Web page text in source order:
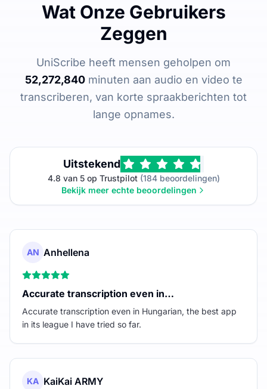
Wat Onze Gebruikers
Zeggen
UniScribe heeft mensen geholpen om
52,272,840minuten aan audio en video te
transcriberen, van korte spraakberichten tot
lange opnames.
Uitstekend
4.8 van 5 op Trustpilot(184 beoordelingen)
Bekijk meer echte beoordelingen
AN Anhellena
Accurate transcription even in…
Accurate transcription even in Hungarian, the best app
in its league I have tried so far.
KA KaiKai ARMY